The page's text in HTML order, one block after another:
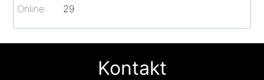
Online: 29
Kontakt